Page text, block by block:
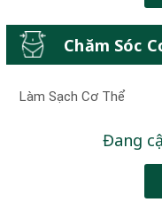
Chăm Sóc
Làm Sạch Cơ Thể
Đang